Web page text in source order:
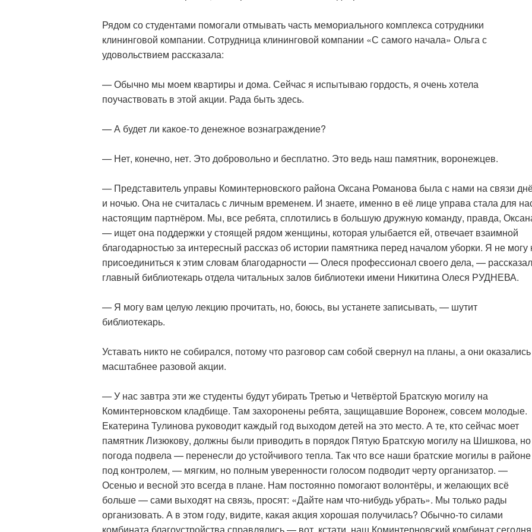
Рядом со студентами помогали отмывать часть мемориального комплекса сотрудники
клининговой компании. Сотрудница клининговой компании «С самого начала» Ольга с
удовольствием рассказала:
— Обычно мы моем квартиры и дома. Сейчас я испытываю гордость, я очень хотела
поучаствовать в этой акции. Рада быть здесь.
— А будет ли какое-то денежное вознаграждение?
— Нет, конечно, нет. Это добровольно и бесплатно. Это ведь наш памятник, воронежцев.
— Представитель управы Коминтерновского района Оксана Романова была с нами на связи
и ночью. Она не считалась с личным временем. И знаете, именно в её лице управа стала для
настоящим партнёром. Мы, все ребята, сплотились в большую дружную команду, правда,
— ищет она поддержки у стоящей рядом женщины, которая улыбается ей, отвечает взаимной
благодарностью за интересный рассказ об истории памятника перед началом уборки. Я не могу
присоединиться к этим словам благодарности — Олеся профессионал своего дела, —
главный библиотекарь отдела читальных залов библиотеки имени Никитина Олеся РУДНЕВА.
— Я могу вам целую лекцию прочитать, но, боюсь, вы устанете записывать, — шутит
библиотекарь.
Уставать никто не собирался, потому что разговор сам собой свернул на планы, а они оказались
масштабнее разовой акции.
— У нас завтра эти же студенты будут убирать Третью и Четвёртой Братскую могилу на
Коминтерновском кладбище. Там захоронены ребята, защищавшие Воронеж, совсем молодые.
Екатерина Тулинова руководит каждый год выходом детей на это место. А те, кто сейчас моет
памятник Лизюкову, должны были приводить в порядок Пятую Братскую могилу на Шишкова, но
погода подвела — перенесли до устойчивого тепла. Так что все наши братские могилы в районе
под контролем, — мягким, но полным уверенности голосом подводит черту организатор. —
Осенью и весной это всегда в плане. Нам постоянно помогают волонтёры, и желающих всё
больше — сами выходят на связь, просят: «Дайте нам что-нибудь убрать». Мы только рады
организовать. А в этом году, видите, какая акция хорошая получилась? Обычно-то силами